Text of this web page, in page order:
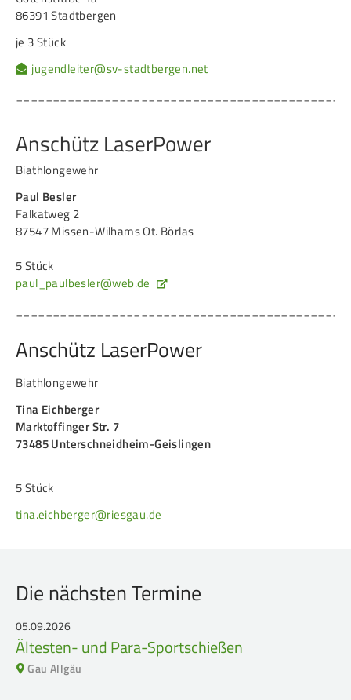
86391 Stadtbergen
je 3 Stück
jugendleiter@sv-stadtbergen.net
Anschütz LaserPower
Biathlongewehr
Paul Besler
Falkatweg 2
87547 Missen-Wilhams Ot. Börlas
5 Stück
paul_paulbesler@web.de
Anschütz LaserPower
Biathlongewehr
Tina Eichberger
Marktoffinger Str. 7
73485 Unterschneidheim-Geislingen
5 Stück
tina.eichberger@riesgau.de
Die nächsten Termine
05.09.2026
Ältesten- und Para-Sportschießen
Gau Allgäu